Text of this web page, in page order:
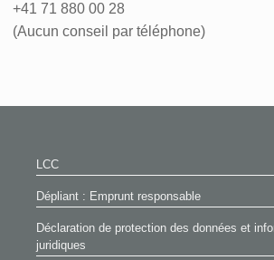
+41 71 880 00 28
(Aucun conseil par téléphone)
LCC
Dépliant : Emprunt responsable
Déclaration de protection des données et
juridiques